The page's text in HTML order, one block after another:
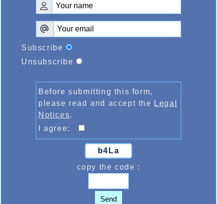
Subscribe
Unsubscribe
Before submitting this form,
please read and accept the Legal
Notices.
I agree:
b4La
copy the code :
Send